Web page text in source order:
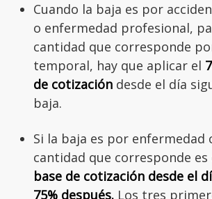
Cuando la baja es por
o enfermedad profesional,
cantidad que corresponde
temporal, hay que aplicar el
de cotización desde el día
baja.
Si la baja es por enfermedad
cantidad que corresponde es
base de cotización desde el
75% después. Los tres